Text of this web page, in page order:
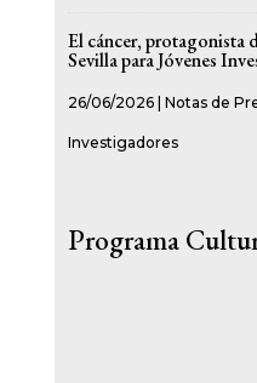
El cáncer, protagonista
Sevilla para Jóvenes
26/06/2026| Notas de
Investigadores
Programa